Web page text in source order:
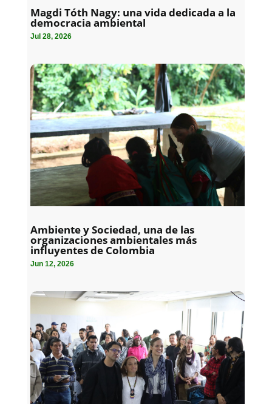
Magdi Tóth Nagy: una vida dedicada a la
democracia ambiental
Jul 28, 2026
Ambiente y Sociedad, una de las
organizaciones ambientales más
influyentes de Colombia
Jun 12, 2026